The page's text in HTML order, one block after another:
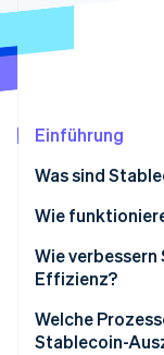
Online-
Einführung
Was sind
Wie
1. Das
3. Die Zahlung
Wie
Effizienz?
Welche
Stablecoin-